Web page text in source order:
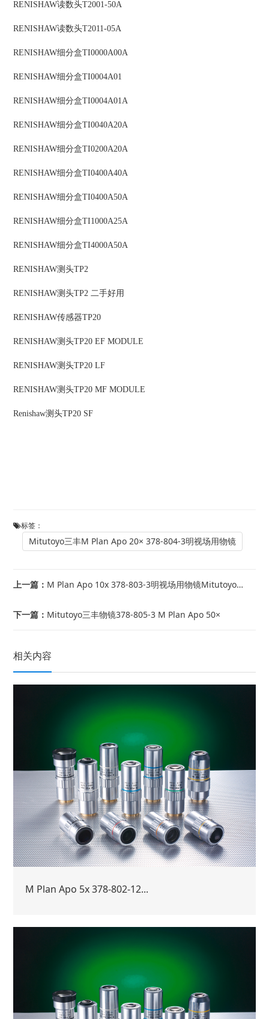
RENISHAW读数头T2001-50A
RENISHAW读数头T2011-05A
RENISHAW细分盒TI0000A00A
RENISHAW细分盒TI0004A01
RENISHAW细分盒TI0004A01A
RENISHAW细分盒TI0040A20A
RENISHAW细分盒TI0200A20A
RENISHAW细分盒TI0400A40A
RENISHAW细分盒TI0400A50A
RENISHAW细分盒TI1000A25A
RENISHAW细分盒TI4000A50A
RENISHAW测头TP2
RENISHAW测头TP2 二手好用
RENISHAW传感器TP20
RENISHAW测头TP20 EF MODULE
RENISHAW测头TP20 LF
RENISHAW测头TP20 MF MODULE
Renishaw测头TP20 SF
标签：
Mitutoyo三丰M Plan Apo 20× 378-804-3明视场用物镜
上一篇： M Plan Apo 10x 378-803-3明视场用物镜Mitutoyo三丰
下一篇： Mitutoyo三丰物镜378-805-3 M Plan Apo 50×
相关内容
M Plan Apo 5x 378-802-12...